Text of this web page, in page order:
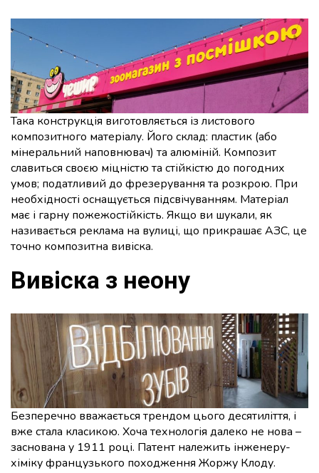
Така конструкція виготовляється із листового
композитного матеріалу. Його склад: пластик (або
мінеральний наповнювач) та алюміній. Композит
славиться своєю міцністю та стійкістю до погодних
умов; податливий до фрезерування та розкрою. При
необхідності оснащується підсвічуванням. Матеріал
має і гарну пожежостійкість. Якщо ви шукали, як
називається реклама на вулиці, що прикрашає АЗС, це
точно композитна вивіска.
Вивіска з неону
Безперечно вважається трендом цього десятиліття, і
вже стала класикою. Хоча технологія далеко не нова –
заснована у 1911 році. Патент належить інженеру-
хіміку французького походження Жоржу Клоду.